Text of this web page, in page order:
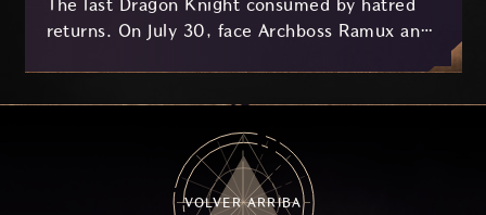
The last Dragon Knight consumed by hatred
returns. On July 30, face Archboss Ramux and
key combat mechanics, the Ballista, and the
new Archboss equipment that awaits.
VOLVER ARRIBA